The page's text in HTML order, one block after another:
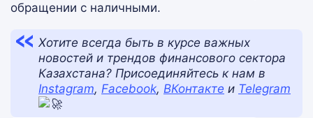
обращении с наличными.
Хотите всегда быть в курсе важных
новостей и трендов финансового сектора
Казахстана? Присоединяйтесь к нам в
Instagram, Facebook, ВКонтакте и Telegram